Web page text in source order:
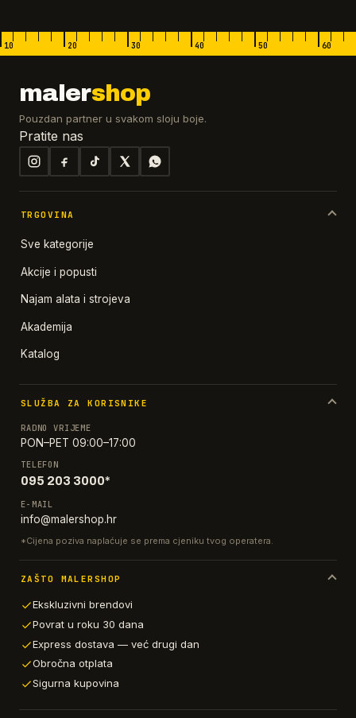
10 20 30 40 50 60
malershop
Pouzdan partner u svakom sloju boje.
Pratite nas
TRGOVINA
Sve kategorije
Akcije i popusti
Najam alata i strojeva
Akademija
Katalog
SLUŽBA ZA KORISNIKE
RADNO VRIJEME
PON–PET 09:00–17:00
TELEFON
095 203 3000*
E-MAIL
info@malershop.hr
*Cijena poziva naplaćuje se prema cjeniku tvog operatera.
ZAŠTO MALERSHOP
Ekskluzivni brendovi
Povrat u roku 30 dana
Express dostava — već drugi dan
Obročna otplata
Sigurna kupovina